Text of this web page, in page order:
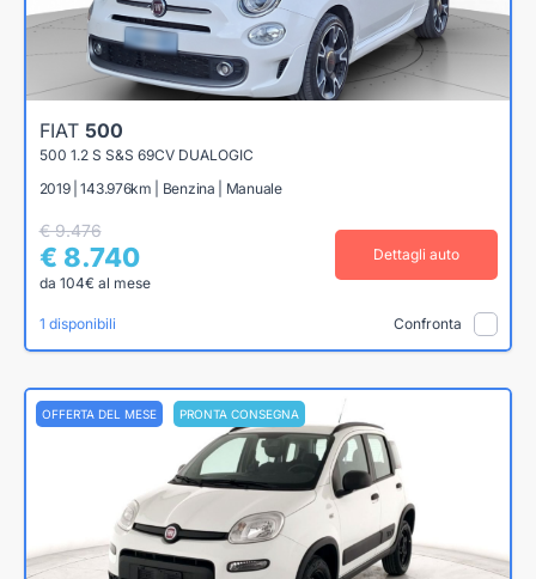
FIAT 500
500 1.2 S S&S 69CV DUALOGIC
2019 | 143.976km | Benzina | Manuale
€ 9.476
€ 8.740
da 104€ al mese
Dettagli auto
1 disponibili Confronta
OFFERTA DEL MESE PRONTA CONSEGNA